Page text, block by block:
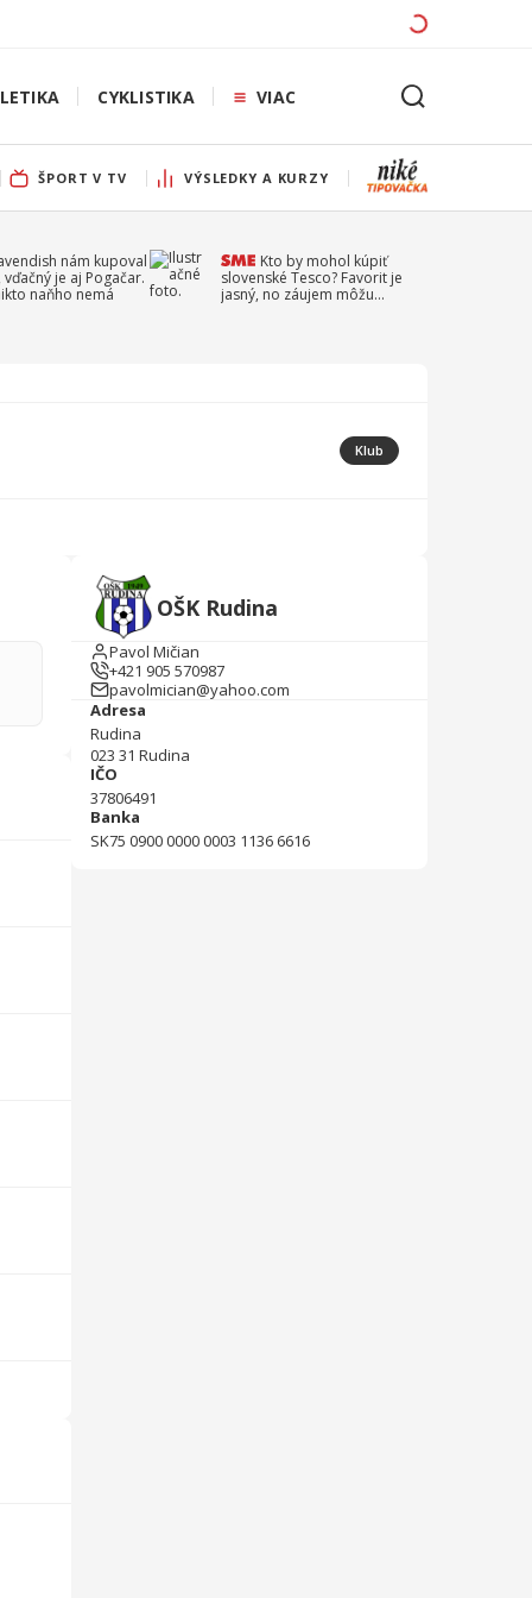
CYKLISTIKA VIAC
ŠPORT V TV VÝSLEDKY A KURZY
nám kupoval
je aj Pogačar.
naňho nemá
Kto by mohol kúpiť
slovenské Tesco? Favorit je
jasný, no záujem môžu
Klub
OŠK Rudina
Pavol Mičian
+421 905 570987
pavolmician@yahoo.com
Adresa
Rudina
023 31 Rudina
IČO
37806491
Banka
SK75 0900 0000 0003 1136 6616